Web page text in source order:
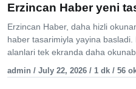
Erzincan Haber yeni
Erzincan Haber, daha hizli
haber tasarimiyla yayina
alanlari tek ekranda daha
admin / July 22, 2026 / 1 dk / 56